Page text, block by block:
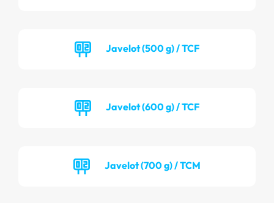
Javelot (500 g) / TCF
Javelot (600 g) / TCF
Javelot (700 g) / TCM